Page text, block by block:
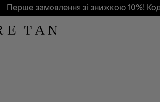
зі знижкою 10%! Код: WELCOME10